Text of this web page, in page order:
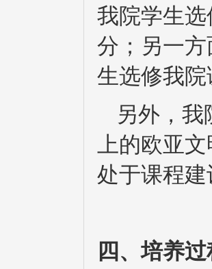
我院学生
分；另一
生选修我
另外，
上的欧亚
处于课程
四、培养